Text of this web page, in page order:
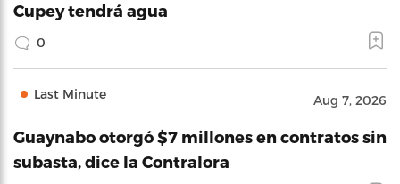
Cupey tendrá agua
0
Last Minute Aug 7, 2026
Guaynabo otorgó $7 millones en contratos sin
subasta, dice la Contralora